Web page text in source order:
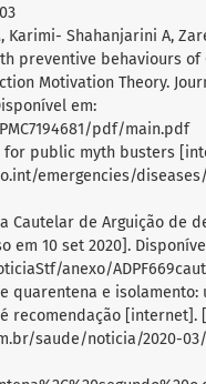
Karimi- Shahanjarini A,
preventive behaviours of
Motivation Theory.
em:
pdf/main.pdf
for public myth busters
emergencies/
Cautelar de Arguição de
10 set 2020].
anexo/
quarentena e isolamento:
[internet].
saude/noticia/2020-03/